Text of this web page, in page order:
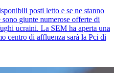
posti letto e se ne stanno
giunte numerose offerte di
ucraini. La SEM ha aperta una
centro di affluenza sarà la Pci di